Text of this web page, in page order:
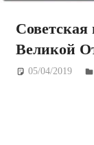
Советская
Великой
05/04/2019